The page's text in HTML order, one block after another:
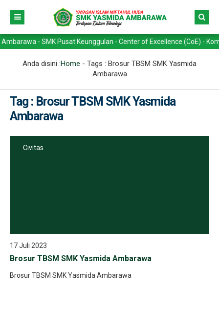
- SMK Pusat Keunggulan - Center of Excellence (CoE) -
Anda disini :Home - Tags : Brosur TBSM SMK Yasmida
Ambarawa
Tag : Brosur TBSM SMK Yasmida
Ambarawa
Civitas
17 Juli 2023
Brosur TBSM SMK Yasmida Ambarawa
Brosur TBSM SMK Yasmida Ambarawa